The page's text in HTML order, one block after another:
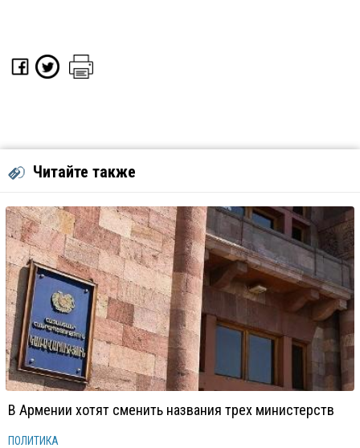
Читайте также
В Армении хотят сменить названия трех министерств
ПОЛИТИКА